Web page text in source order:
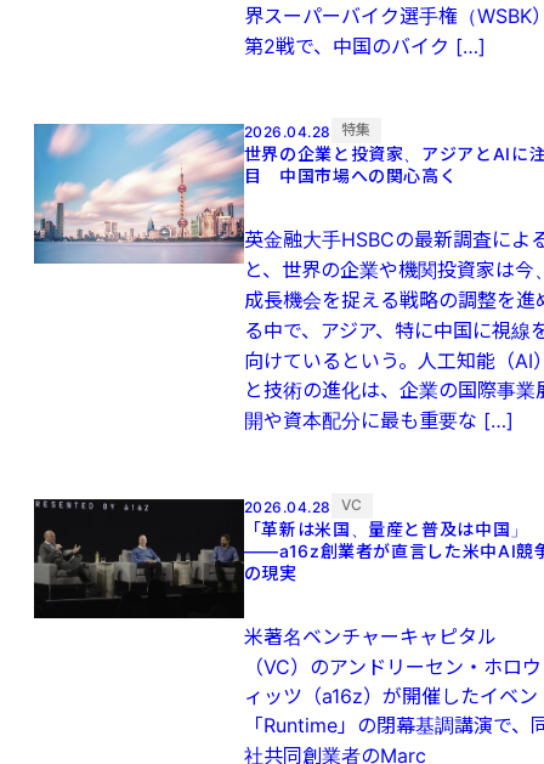
界スーパーバイク選手権（WSBK
第2戦で、中国のバイク […]
2026.04.28 特集
世界の企業と投資家、アジアとAIに
目 中国市場への関心高く
英金融大手HSBCの最新調査によ
と、世界の企業や機関投資家は今
成長機会を捉える戦略の調整を進
る中で、アジア、特に中国に視線
向けているという。人工知能（AI
と技術の進化は、企業の国際事業
開や資本配分に最も重要な […]
2026.04.28 VC
「革新は米国、量産と普及は中国」
——a16z創業者が直言した米中AI競
の現実
米著名ベンチャーキャピタル
（VC）のアンドリーセン・ホロウ
ィッツ（a16z）が開催したイベン
「Runtime」の閉幕基調講演で、
社共同創業者のMarc